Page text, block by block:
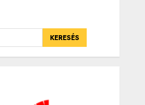
KERESÉS